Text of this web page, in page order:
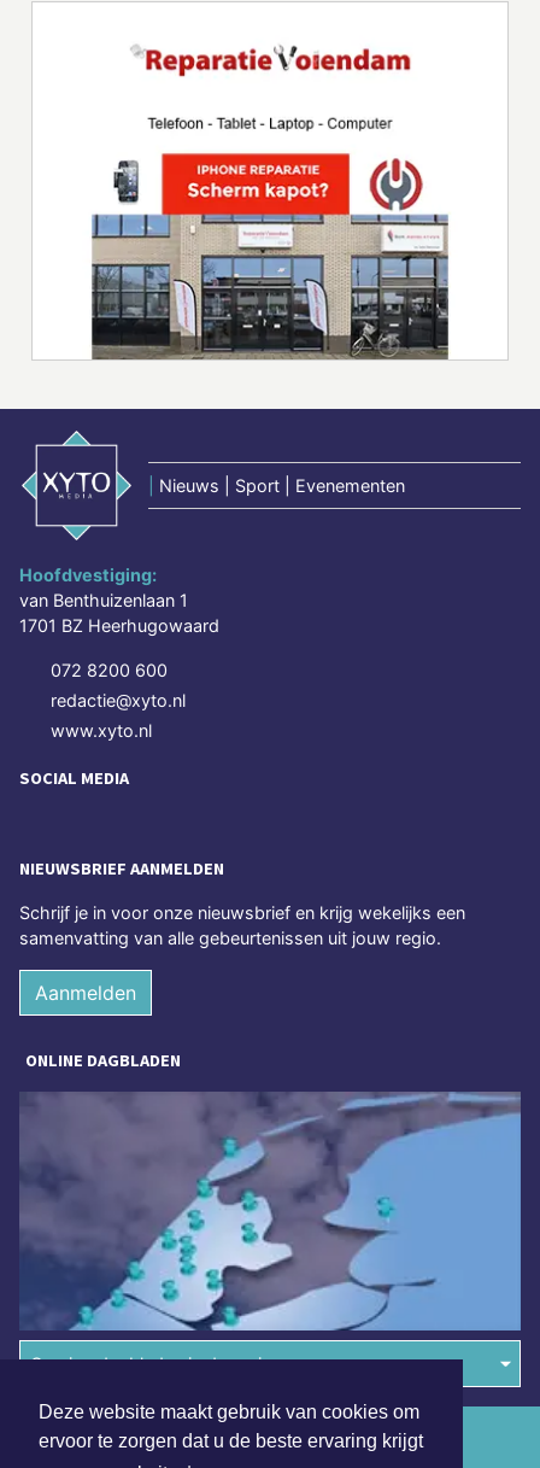
Deze website maakt gebruik van cookies om
ervoor te zorgen dat u de beste ervaring krijgt
Nieuws | Sport | Evenementen
Hoofdvestiging:
van Benthuizenlaan 1
1701 BZ Heerhugowaard
072 8200 600
redactie@xyto.nl
www.xyto.nl
SOCIAL MEDIA
NIEUWSBRIEF AANMELDEN
Schrijf je in voor onze nieuwsbrief en krijg wekelijks een
samenvatting van alle gebeurtenissen uit jouw regio.
Aanmelden
ONLINE DAGBLADEN
Overige dagbladen in de regio
Algemene voorwaarden